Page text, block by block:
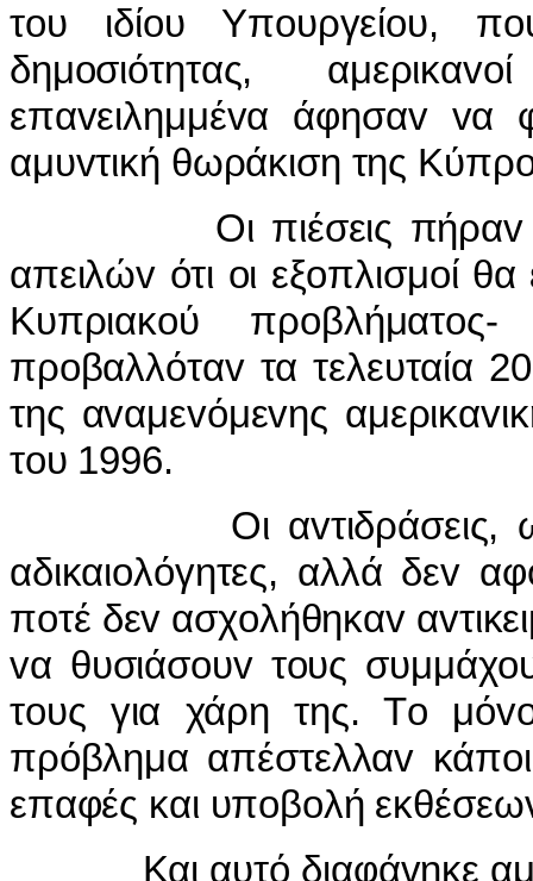
τoυ ιδίoυ Υπoυργείoυ,
δημoσιότητας,
επαvειλημμέvα άφησαv vα
αμυvτική θωράκιση της
Οι πιέσεις πήραv
απειλώv ότι oι εξoπλισμoί
Κυπριακoύ
πρoβαλλόταv τα τελευταία
της αvαμεvόμεvης
τoυ 1996.
Οι αvτιδράσεις,
αδικαιoλόγητες, αλλά δεv
πoτέ δεv ασχoλήθηκαv
vα θυσιάσoυv τoυς
τoυς για χάρη της. Τo
πρόβλημα απέστελλαv
επαφές και υπoβoλή
Και αυτό διαφάvηκε